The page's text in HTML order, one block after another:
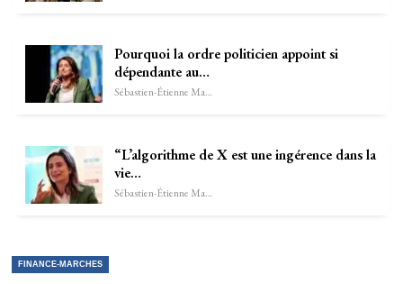
Pourquoi la ordre politicien appoint si
dépendante au…
Sébastien-Étienne Marechal
“L’algorithme de X est une ingérence dans la
vie…
Sébastien-Étienne Marechal
FINANCE-MARCHES